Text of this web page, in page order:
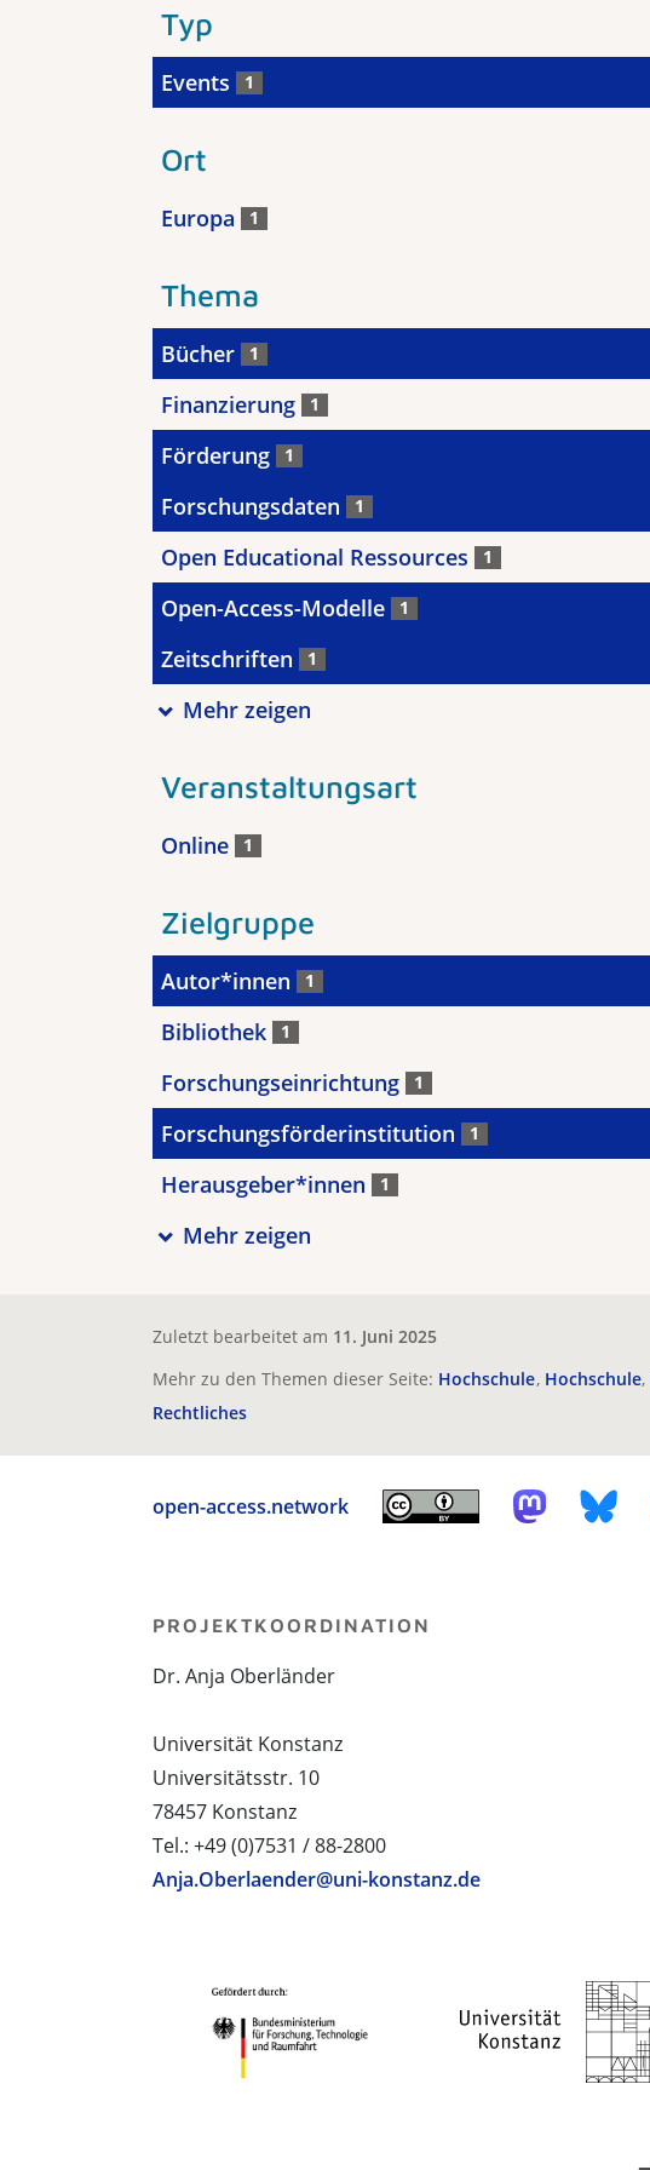
Typ
Events 1
Ort
Europa 1
Thema
Bücher 1
Finanzierung 1
Förderung 1
Forschungsdaten 1
Open Educational Ressources 1
Open-Access-Modelle 1
Zeitschriften 1
Mehr zeigen
Veranstaltungsart
Online 1
Zielgruppe
Autor*innen 1
Bibliothek 1
Forschungseinrichtung 1
Forschungsförderinstitution 1
Herausgeber*innen 1
Mehr zeigen
Zuletzt bearbeitet am 11. Juni 2025
Mehr zu den Themen dieser Seite: Hochschule Hochschule
Rechtliches
open-access.network
PROJEKTKOORDINATION
Dr. Anja Oberländer
Universität Konstanz
Universitätsstr. 10
78457 Konstanz
Tel.: +49 (0)7531 / 88-2800
Anja.Oberlaender@uni-konstanz.de